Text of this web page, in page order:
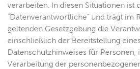
verarbeiten. In diesen Situationen ist
“Datenverantwortliche” und trägt im
geltenden Gesetzgebung die
einschließlich der Bereitstellung
Datenschutzhinweises für Personen,
Verarbeitung der